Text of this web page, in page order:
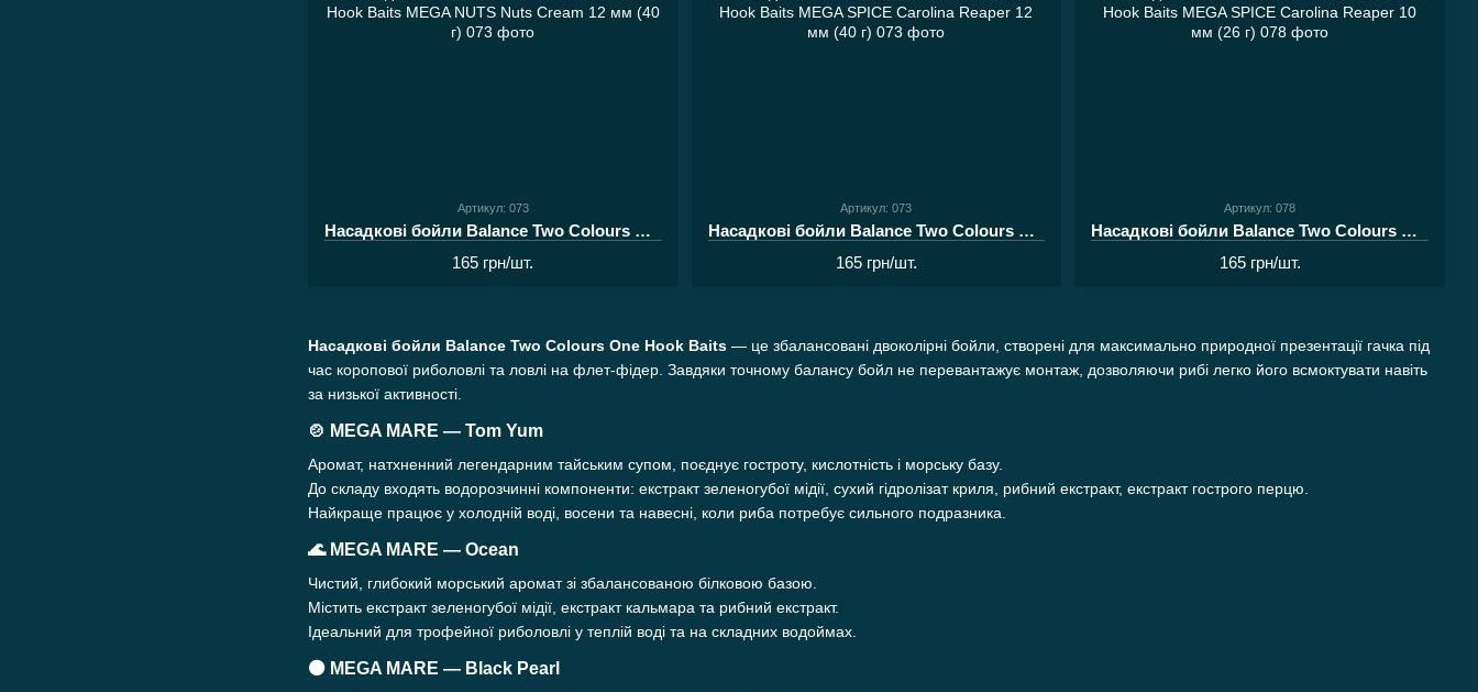
Насадкові бойли Balance Two Colours One Hook Baits — це збалансовані двоколірні бойли, створені для максимально природної презентації гачка під
час коропової риболовлі та ловлі на флет-фідер. Завдяки точному балансу бойл не перевантажує монтаж, дозволяючи рибі легко його всмоктувати навіть
за низької активності.
🍲 MEGA MARE — Tom Yum
Аромат, натхненний легендарним тайським супом, поєднує гостроту, кислотність і морську базу.
До складу входять водорозчинні компоненти: екстракт зеленогубої мідії, сухий гідролізат криля, рибний екстракт, екстракт гострого перцю.
Найкраще працює у холодній воді, восени та навесні, коли риба потребує сильного подразника.
🌊 MEGA MARE — Ocean
Чистий, глибокий морський аромат зі збалансованою білковою базою.
Містить екстракт зеленогубої мідії, екстракт кальмара та рибний екстракт.
Ідеальний для трофейної риболовлі у теплій воді та на складних водоймах.
⚫ MEGA MARE — Black Pearl
Артикул: 073
Насадкові бойли Balance Two Colours One Hook Baits MEGA NUTS Nuts Cream 12 мм (40 г)
165 грн/шт.
Артикул: 073
Насадкові бойли Balance Two Colours One Hook Baits MEGA SPICE Carolina Reaper 12 мм (40 г)
165 грн/шт.
Артикул: 078
Насадкові бойли Balance Two Colours One Hook Baits MEGA SPICE Carolina Reaper 10 мм (26 г)
165 грн/шт.